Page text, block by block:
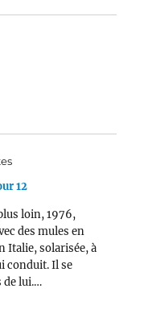
12
loin, 1976,
des mules en
Italie, solarisée, à
conduit. Il se
de lui.…